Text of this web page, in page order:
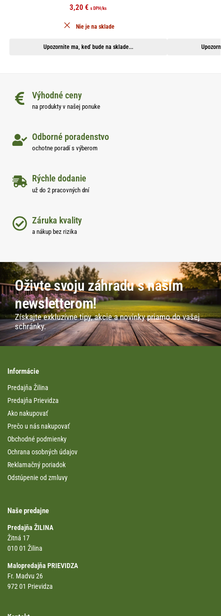
3,20€ s DPH/ks
Upozornite ma, keď bude na sklade...
Nie je na sklade
Výhodné ceny
na produkty v našej ponuke
Odborné poradenstvo
ochotne poradí s výberom
Rýchle dodanie
už do 2 pracovných dní
Záruka kvality
a nákup bez rizika
Oživte svoju záhradu s naším
newsletterom!
Získajte exkluzívne tipy, akcie a novinky priamo do vašej
schránky.
Informácie
Predajňa Žilina
Predajňa Prievidza
Ako nakupovať
Prečo u nás nakupovať
Obchodné podmienky
Ochrana osobných údajov
Reklamačný poriadok
Odstúpenie od zmluvy
Naše predajne
Predajňa ŽILINA
Žitná 17
010 01 Žilina
Malopredajňa PRIEVIDZA
Fr. Madvu 26
972 01 Prievidza